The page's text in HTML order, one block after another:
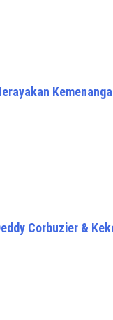
Corbuzier &